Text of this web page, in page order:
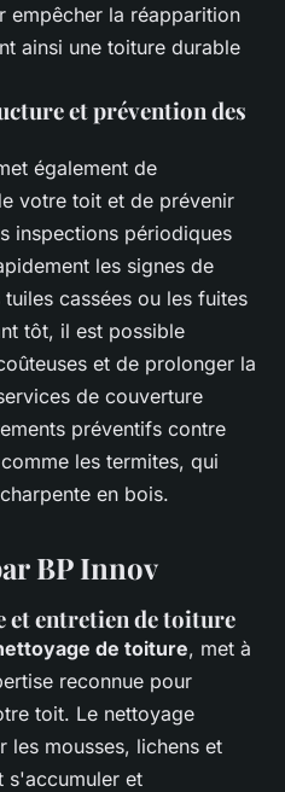
empêcher la réapparition
ainsi une toiture durable
et prévention des
également de
votre toit et de prévenir
inspections périodiques
les signes de
cassées ou les fuites
tôt, il est possible
et de prolonger la
de couverture
préventifs contre
les termites, qui
en bois.
BP Innov
et entretien de toiture
de toiture, met à
reconnue pour
toit. Le nettoyage
les mousses, lichens et
s'accumuler et